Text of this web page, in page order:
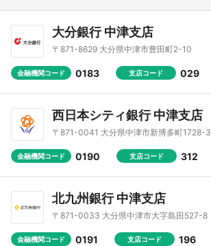
大分銀行 中津支店
〒871-8629 大分県中津市豊田町2-10
金融機関コード 0183 支店コード 029
西日本シティ銀行 中津支店
〒871-0041 大分県中津市新博多町1728-3
金融機関コード 0190 支店コード 312
北九州銀行 中津支店
〒871-0033 大分県中津市大字島田527-8
金融機関コード 0191 支店コード 196